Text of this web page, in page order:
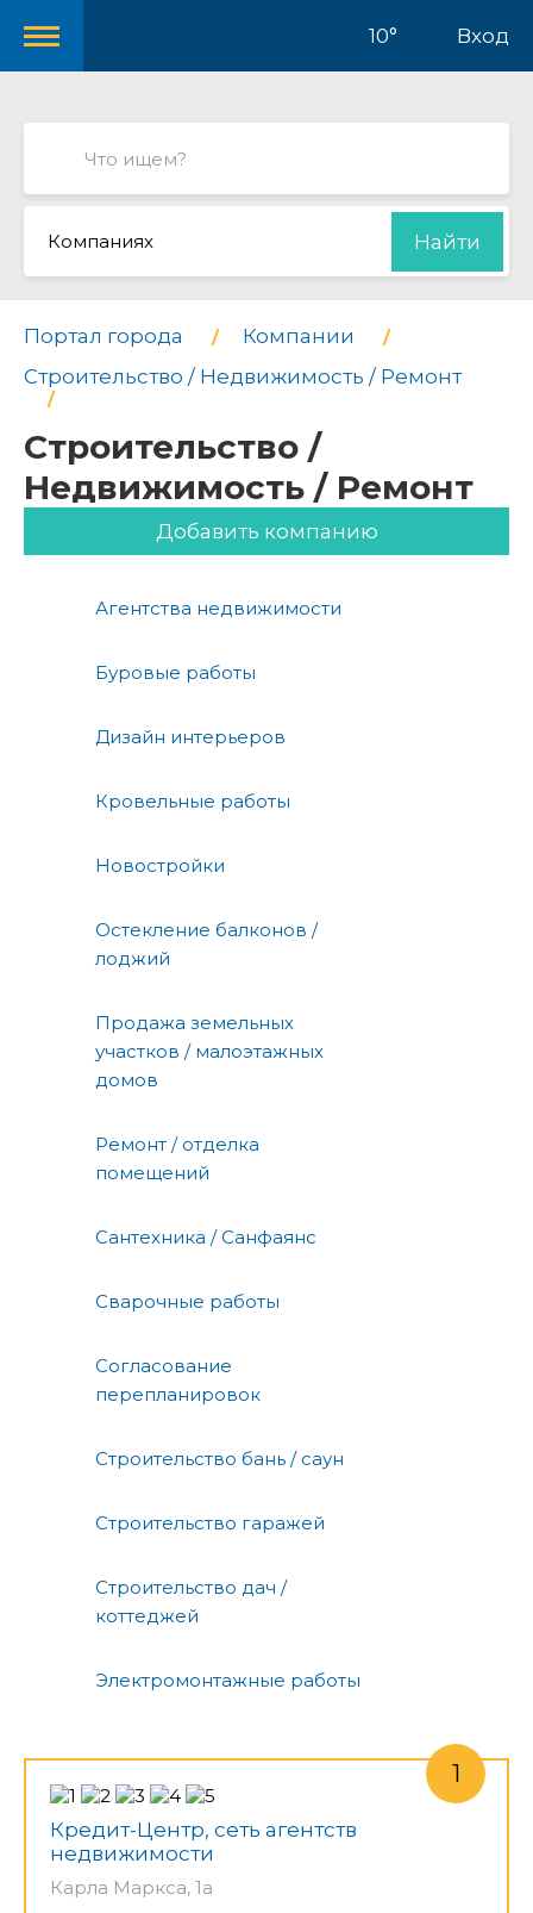
10° Вход
Компаниях Найти
Портал города
Компании
Строительство / Недвижимость / Ремонт
Строительство /
Недвижимость / Ремонт
Добавить компанию
Агентства недвижимости
Буровые работы
Дизайн интерьеров
Кровельные работы
Новостройки
Остекление балконов /
лоджий
Продажа земельных
участков / малоэтажных
домов
Ремонт / отделка
помещений
Сантехника / Санфаянс
Сварочные работы
Согласование
перепланировок
Строительство бань / саун
Строительство гаражей
Строительство дач /
коттеджей
Электромонтажные работы
Кредит-Центр, сеть агентств
недвижимости
Карла Маркса, 1а